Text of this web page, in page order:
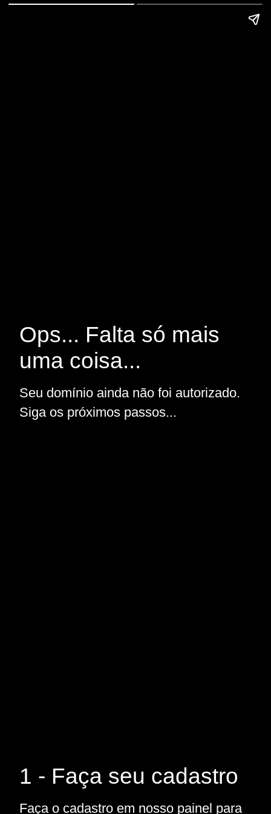
Ops... Falta só mais
uma coisa...
Seu domínio ainda não foi autorizado.
Siga os próximos passos...
1 - Faça seu cadastro
Faça o cadastro em nosso painel para